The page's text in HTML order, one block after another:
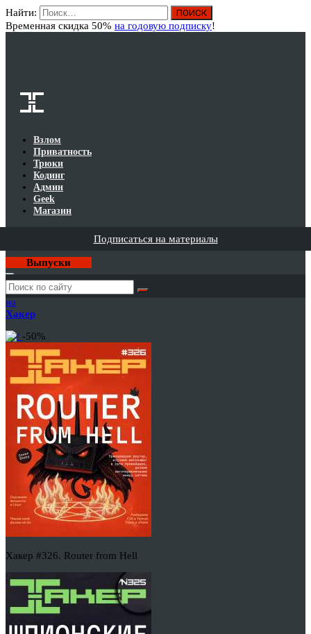
Найти:
Временная скидка 50% на годовую подписку!
Взлом
Приватность
Трюки
Кодинг
Админ
Geek
Магазин
Подписаться на материалы
Выпуски
Годовая
подписка
на
Хакер
-50%
Хакер #326. Router from Hell